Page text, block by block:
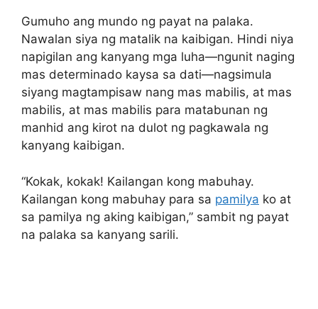
Gumuho ang mundo ng payat na palaka.
Nawalan siya ng matalik na kaibigan. Hindi niya
napigilan ang kanyang mga luha—ngunit naging
mas determinado kaysa sa dati—nagsimula
siyang magtampisaw nang mas mabilis, at mas
mabilis, at mas mabilis para matabunan ng
manhid ang kirot na dulot ng pagkawala ng
kanyang kaibigan.
“Kokak, kokak! Kailangan kong mabuhay.
Kailangan kong mabuhay para sa pamilya ko at
sa pamilya ng aking kaibigan,” sambit ng payat
na palaka sa kanyang sarili.